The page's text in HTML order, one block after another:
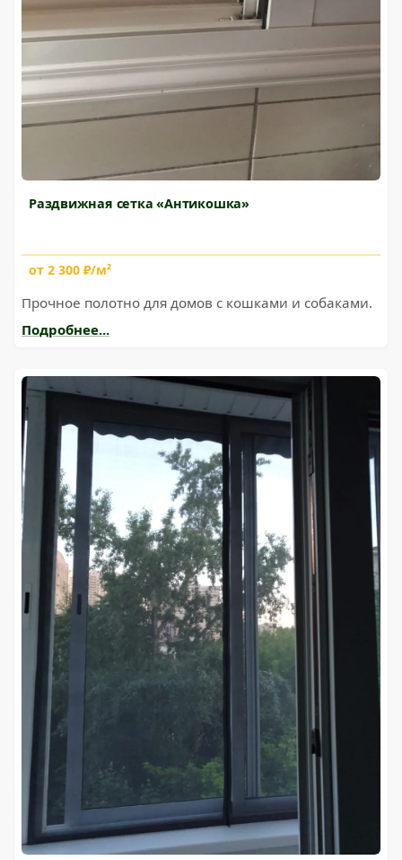
Раздвижная сетка «Антикошка»
от 2 300 ₽/м²
Прочное полотно для домов с кошками и собаками.
Подробнее...